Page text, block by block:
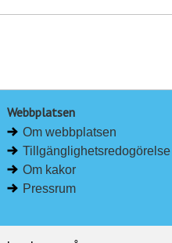
Webbplatsen
Om webbplatsen
Tillgänglighetsredogörelse
Om kakor
Pressrum